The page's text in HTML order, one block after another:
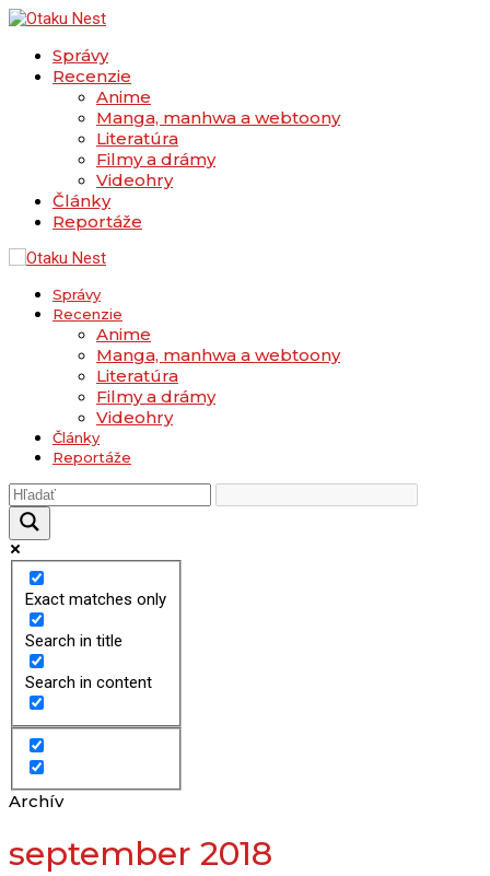
Správy
Recenzie
Anime
Manga, manhwa a webtoony
Literatúra
Filmy a drámy
Videohry
Články
Reportáže
Správy
Recenzie
Anime
Manga, manhwa a webtoony
Literatúra
Filmy a drámy
Videohry
Články
Reportáže
Exact matches only
Search in title
Search in content
Archív
september 2018